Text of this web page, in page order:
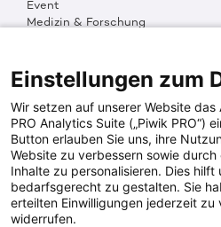
Event
Medizin & Forschung
Multimedia
Social Media
PRESSEINFOS
Fotos & Media
Digitale Pressemappen
Patientenaktionen
Einstellungen zum
Wir setzen auf unserer Website
PRO Analytics Suite („Piwik PRO“)
Button erlauben Sie uns, ihre
Website zu verbessern sowie
Inhalte zu personalisieren. Dies hilft
bedarfsgerecht zu gestalten. Sie
erteilten Einwilligungen jederzeit zu
widerrufen.